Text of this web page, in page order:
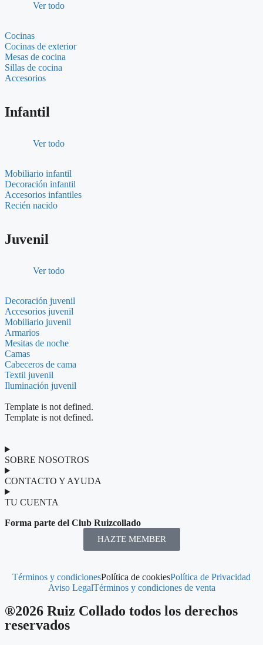
Ver todo
Cocinas
Cocinas de exterior
Mesas de cocina
Sillas de cocina
Accesorios
Infantil
Ver todo
Mobiliario infantil
Decoración infantil
Accesorios infantiles
Recién nacido
Juvenil
Ver todo
Decoración juvenil
Accesorios juvenil
Mobiliario juvenil
Armarios
Mesitas de noche
Camas
Cabeceros de cama
Textil juvenil
Iluminación juvenil
Template is not defined.
Template is not defined.
SOBRE NOSOTROS
CONTACTO Y AYUDA
TU CUENTA
Forma parte del Club Ruizcollado
HAZTE MEMBER
Términos y condicionesPolítica de cookiesPolítica de Privacidad
Aviso LegalTérminos y condiciones de venta
®2026 Ruiz Collado todos los derechos
reservados